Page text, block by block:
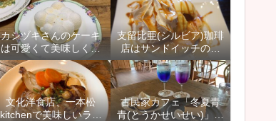
のお守りと御朱印を授
かりました
ド＆フレンチトースト
【名古屋市緑区】
カシヅキさんのケーキ
は可愛くて美味しくて
おすすめ【2021年1月
名古屋市天白区にオー
プン】
支留比亜(シルビア)珈琲
店はサンドイッチのメ
ニューが豊富で、モー
ニングもランチもおす
すめ
文化洋食店、一本松
kitchenで美味しいラン
古民家カフェ「冬夏青
青(とうかせいせい)」に